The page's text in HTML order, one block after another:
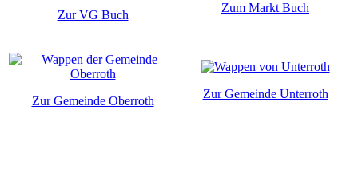
Zur VG Buch
Zum Markt Buch
Zur Gemeinde Oberroth
Zur Gemeinde Unterroth